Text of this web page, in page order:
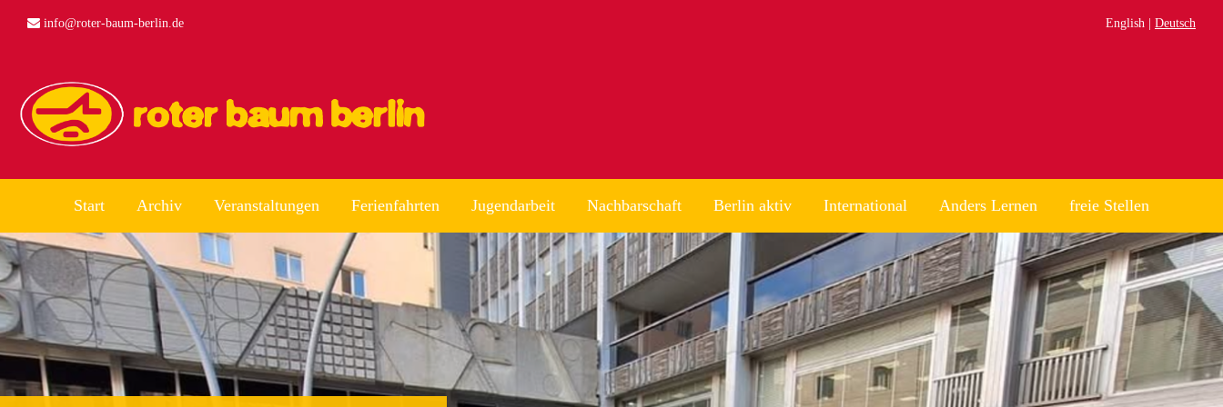
info@roter-baum-berlin.de English Deutsch
Start Archiv Veranstaltungen Ferienfahrten Jugendarbeit Nachbarschaft Berlin aktiv International Anders Lernen freie Stellen